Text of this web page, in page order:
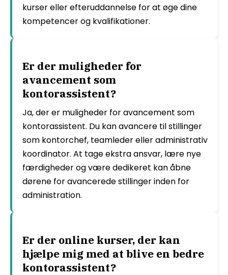
kurser eller efteruddannelse for at øge dine
kompetencer og kvalifikationer.
Er der muligheder for
avancement som
kontorassistent?
Ja, der er muligheder for avancement som
kontorassistent. Du kan avancere til stillinger
som kontorchef, teamleder eller administrativ
koordinator. At tage ekstra ansvar, lære nye
færdigheder og være dedikeret kan åbne
dørene for avancerede stillinger inden for
administration.
Er der online kurser, der kan
hjælpe mig med at blive en bedre
kontorassistent?